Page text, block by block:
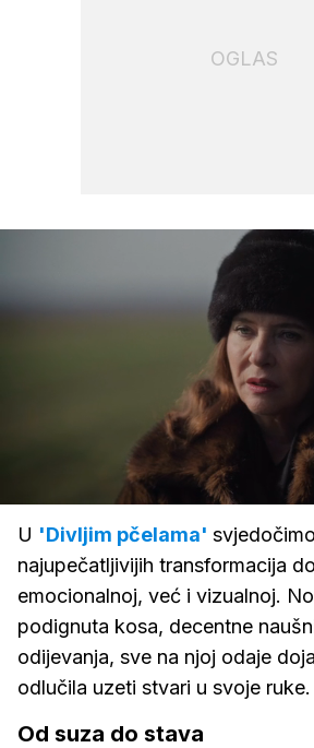
OGLAS
zvuk
/
Loaded
87.70%
U 'Divljim pčelama'
najupečatljivijih transformacija
emocionalnoj, već i vizualnoj.
podignuta kosa, decentne
odijevanja, sve na njoj odaje
odlučila uzeti stvari u svoje ruke.
Od suza do stava